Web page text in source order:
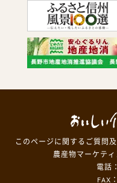
このページに関するご質問
農産物マーケテ
電話
FAX